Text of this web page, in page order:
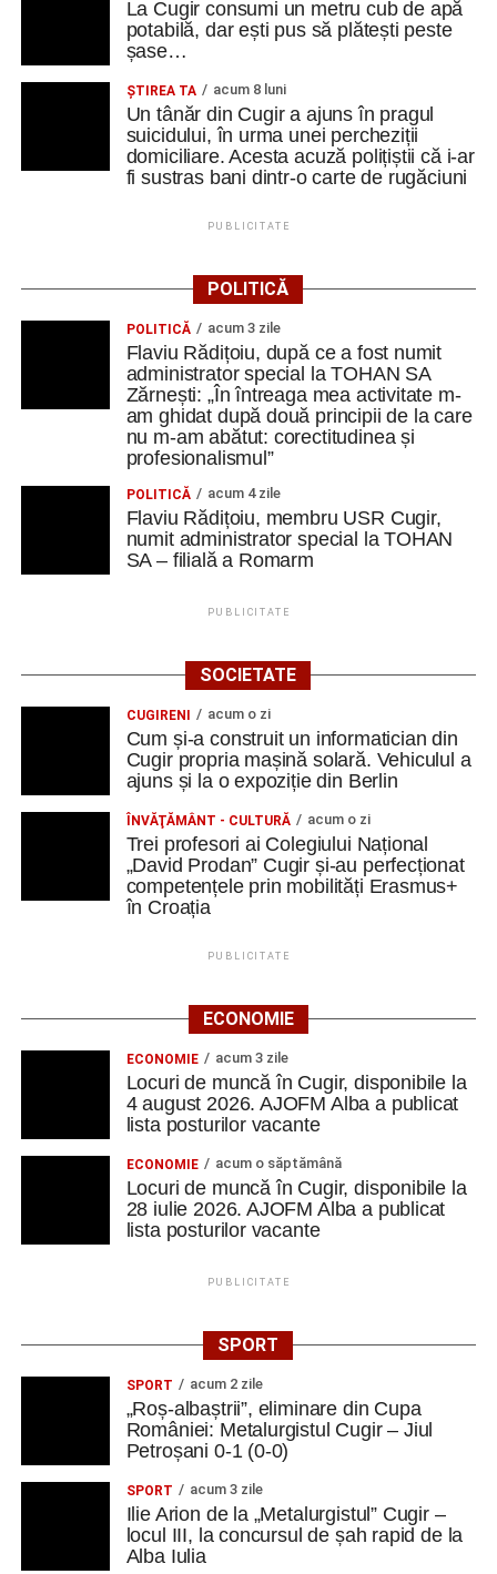
dezvoltarea vieții culturale din zonă.
Adaugă cugirinfo.ro ca sursă
preferată pe Google
Ultimele știri din Cugir
mașină solară. Vehiculul a ajuns și la o expoziție din
Berlin
Trei profesori ai Colegiului Național „David Prodan”
Cugir și-au perfecționat competențele prin
mobilități Erasmus+ în Croația
Secretul succesului în afaceri, dezvăluit de
antreprenorul Alexandru Jittu care a lucrat pentru
Elon Musk: „Dacă nu faci asta ai mari șanse să
La Cugir consumi un metru cub de apă
potabilă, dar ești pus să plătești peste
șase…
ȘTIREA TA acum 8 luni
Un tânăr din Cugir a ajuns în pragul
suicidului, în urma unei percheziții
domiciliare. Acesta acuză polițiștii că i-ar
fi sustras bani dintr-o carte de rugăciuni
PUBLICITATE
POLITICĂ
POLITICĂ acum 3 zile
Flaviu Rădițoiu, după ce a fost numit
administrator special la TOHAN SA
Zărnești: „În întreaga mea activitate m-
am ghidat după două principii de la care
nu m-am abătut: corectitudinea și
profesionalismul”
POLITICĂ acum 4 zile
Flaviu Rădițoiu, membru USR Cugir,
numit administrator special la TOHAN
SA – filială a Romarm
PUBLICITATE
SOCIETATE
CUGIRENI acum o zi
Cum și-a construit un informatician din
Cugir propria mașină solară. Vehiculul a
ajuns și la o expoziție din Berlin
ÎNVĂŢĂMÂNT - CULTURĂ acum o zi
Trei profesori ai Colegiului Național
„David Prodan” Cugir și-au perfecționat
competențele prin mobilități Erasmus+
în Croația
PUBLICITATE
ECONOMIE
ECONOMIE acum 3 zile
Locuri de muncă în Cugir, disponibile la
4 august 2026. AJOFM Alba a publicat
lista posturilor vacante
ECONOMIE acum o săptămână
Locuri de muncă în Cugir, disponibile la
28 iulie 2026. AJOFM Alba a publicat
lista posturilor vacante
PUBLICITATE
SPORT
SPORT acum 2 zile
„Roș-albaștrii”, eliminare din Cupa
României: Metalurgistul Cugir – Jiul
Petroșani 0-1 (0-0)
SPORT acum 3 zile
Ilie Arion de la „Metalurgistul” Cugir –
locul III, la concursul de șah rapid de la
Alba Iulia